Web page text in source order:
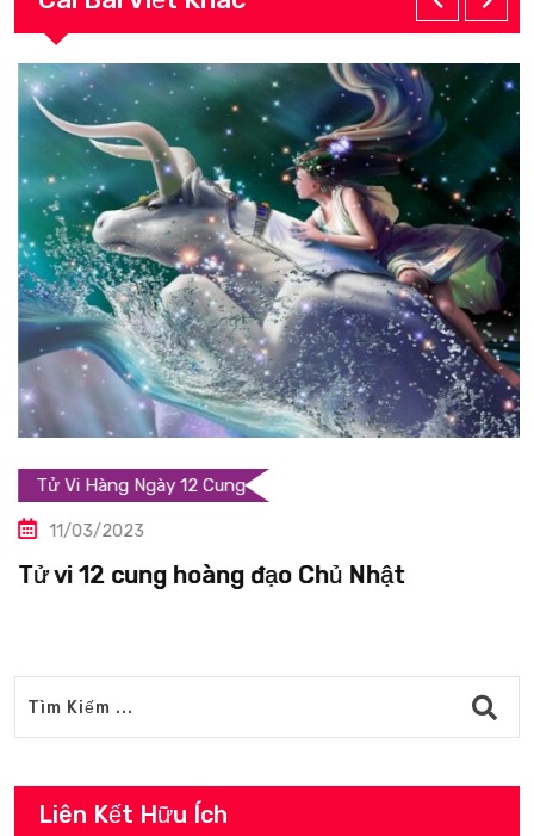
Tử Vi Hàng Ngày 12 Cung
11/03/2023
Tử vi 12 cung hoàng đạo Chủ Nhật
Liên Kết Hữu Ích